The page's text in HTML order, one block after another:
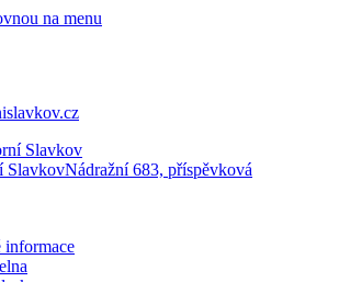
na menu
SlavkovNádražní 683, příspěvková
informace